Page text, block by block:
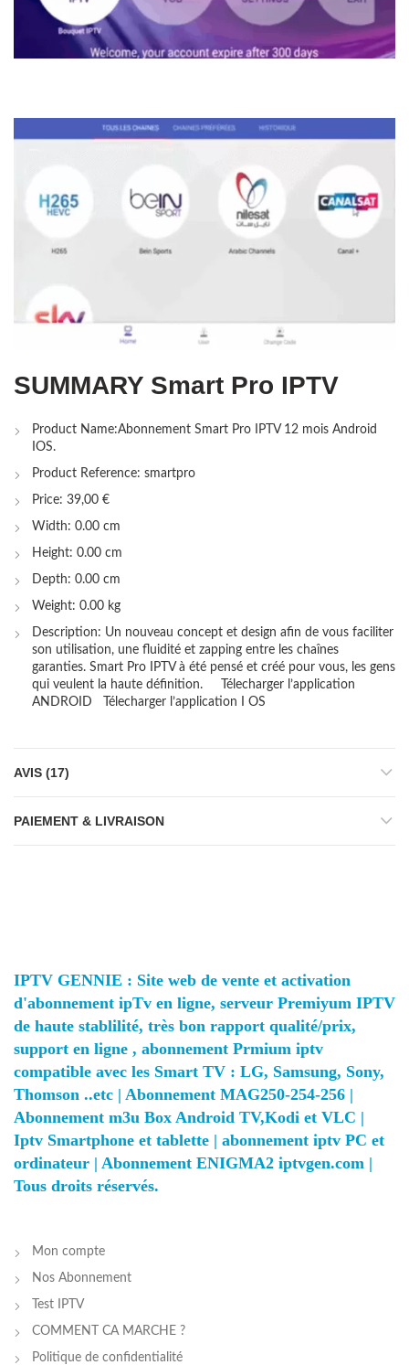
SUMMARY Smart Pro IPTV
Product Name:Abonnement Smart Pro IPTV 12 mois Android
IOS.
Product Reference: smartpro
Price: 39,00 €
Width: 0.00 cm
Height: 0.00 cm
Depth: 0.00 cm
Weight: 0.00 kg
Description: Un nouveau concept et design afin de vous faciliter
son utilisation, une fluidité et zapping entre les chaînes
garanties. Smart Pro IPTV à été pensé et créé pour vous, les gens
qui veulent la haute définition. Télecharger l’application
ANDROID Télecharger l’application I OS
AVIS (17)
PAIEMENT & LIVRAISON
IPTV GENNIE : Site web de vente et activation
d'abonnement ipTv en ligne, serveur Premiyum IPTV
de haute stablilité, très bon rapport qualité/prix,
support en ligne , abonnement Prmium iptv
compatible avec les Smart TV : LG, Samsung, Sony,
Thomson ..etc | Abonnement MAG250-254-256 |
Abonnement m3u Box Android TV,Kodi et VLC |
Iptv Smartphone et tablette | abonnement iptv PC et
ordinateur | Abonnement ENIGMA2 iptvgen.com |
Tous droits réservés.
Mon compte
Nos Abonnement
Test IPTV
COMMENT CA MARCHE ?
Politique de confidentialité